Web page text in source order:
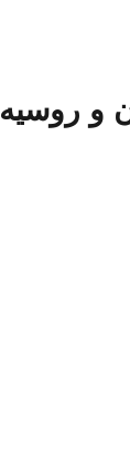
و روسیه